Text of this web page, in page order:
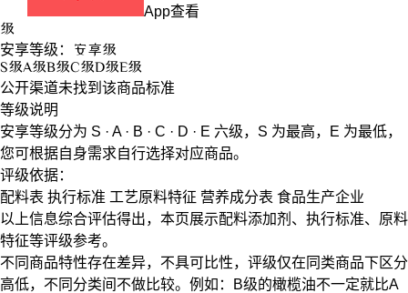
App查看
级
安享等级： 安享级
S级A级B级C级D级E级
公开渠道未找到该商品标准
等级说明
安享等级分为 S · A · B · C · D · E 六级， S 为最高， E 为最低，
您可根据自身需求自行选择对应商品。
评级依据：
配料表 执行标准 工艺原料特征 营养成分表 食品生产企业
以上信息综合评估得出，本页展示配料添加剂 、 执行标准、 原料
特征等评级参考。
不同商品特性存在差异，不具可比性，评级仅在 同类商品下区分
高低，不同分类间不做比较。例如：B级的橄榄油不一定就比A